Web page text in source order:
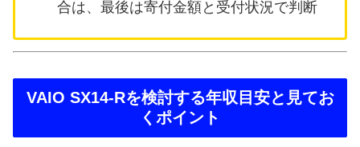
合は、最後は寄付金額と受付状況で判断
VAIO SX14-Rを検討する年収目安と見てお
くポイント